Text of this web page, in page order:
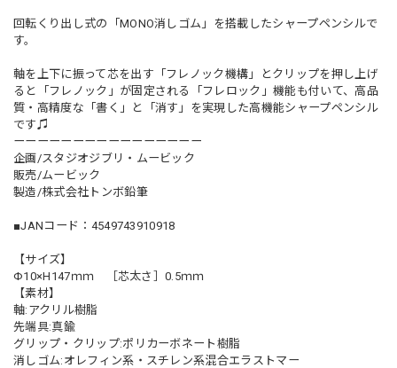
回転くり出し式の「MONO消しゴム」を搭載したシャープペンシルで
す。
軸を上下に振って芯を出す「フレノック機構」とクリップを押し上げ
ると「フレノック」が固定される「フレロック」機能も付いて、高品
質・高精度な「書く」と「消す」を実現した高機能シャープペンシル
です♫
ーーーーーーーーーーーーーーーー
企画/スタジオジブリ・ムービック
販売/ムービック
製造/株式会社トンボ鉛筆
■JANコード：4549743910918
【サイズ】
Φ10×H147ｍｍ ［芯太さ］0.5ｍｍ
【素材】
軸:アクリル樹脂
先端具:真鍮
グリップ・クリップ:ポリカーボネート樹脂
消しゴム:オレフィン系・スチレン系混合エラストマー